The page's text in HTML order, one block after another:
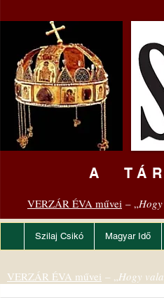
A
VERZÁR ÉVA művei – „
Szilaj Csikó Magyar Idő
VERZÁR ÉVA művei – „Hogy